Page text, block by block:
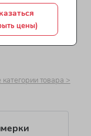
категории товара >
цены)